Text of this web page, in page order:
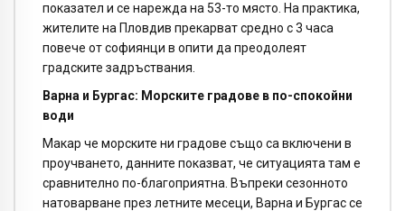
показател и се нарежда на 53-то място. На практика,
жителите на Пловдив прекарват средно с 3 часа
повече от софиянци в опити да преодолеят
градските задръствания.
Варна и Бургас: Морските градове в по-спокойни
води
Макар че морските ни градове също са включени в
проучването, данните показват, че ситуацията там е
сравнително по-благоприятна. Въпреки сезонното
натоварване през летните месеци, Варна и Бургас се